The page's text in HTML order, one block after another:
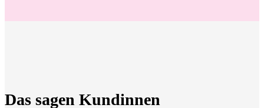
Das sagen Kundinnen